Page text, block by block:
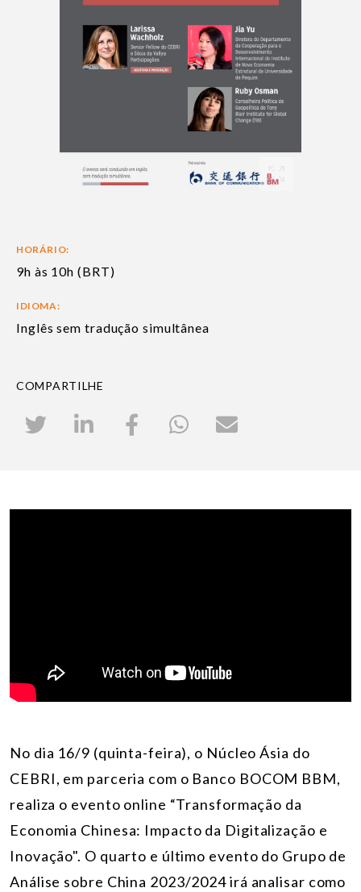
HORÁRIO:
9h às 10h (BRT)
IDIOMA:
Inglês sem tradução simultânea
COMPARTILHE
No dia 16/9 (quinta-feira), o Núcleo Ásia do
CEBRI, em parceria com o Banco BOCOM BBM,
realiza o evento online “Transformação da
Economia Chinesa: Impacto da Digitalização e
Inovação". O quarto e último evento do Grupo de
Análise sobre China 2023/2024 irá analisar como